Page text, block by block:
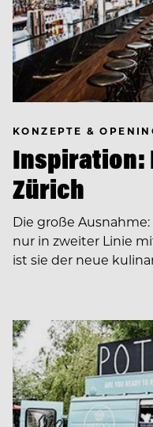
KONZEPTE &
Inspiration:
Zürich
Die große
nur in zweiter Linie
ist sie der neue